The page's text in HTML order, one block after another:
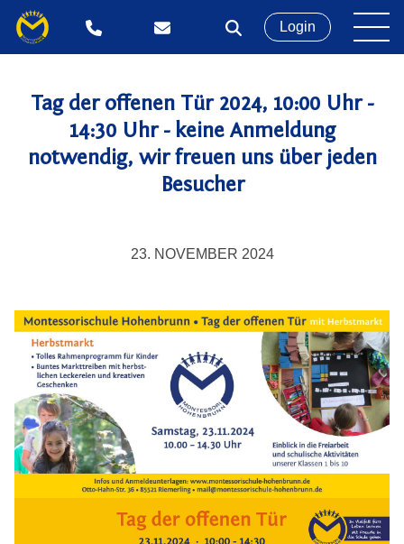
Login
Tag der offenen Tür 2024, 10:00 Uhr -
14:30 Uhr - keine Anmeldung
notwendig, wir freuen uns über jeden
Besucher
23. NOVEMBER 2024